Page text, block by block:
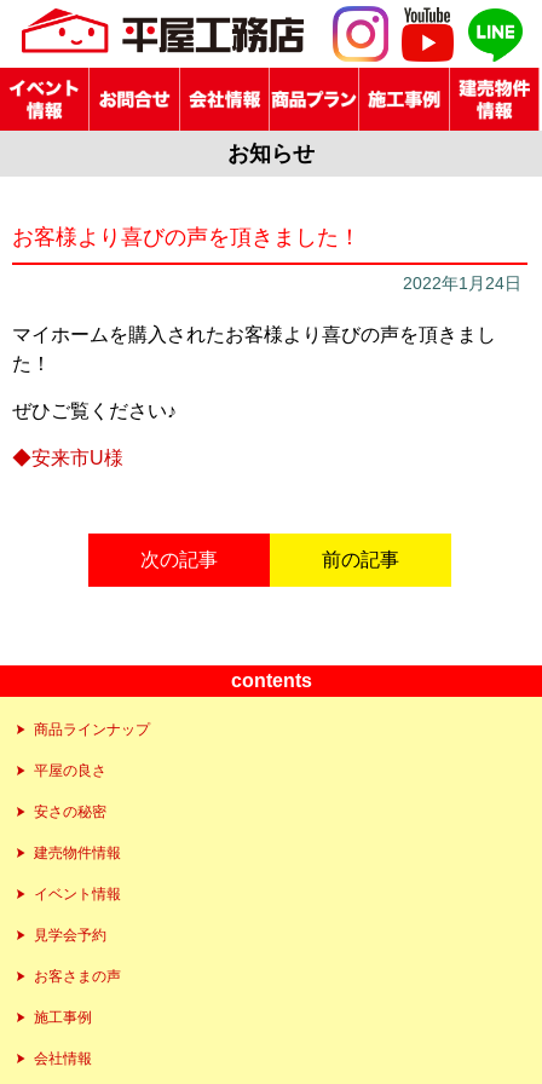
お知らせ
お客様より喜びの声を頂きました！
2022年1月24日
マイホームを購入されたお客様より喜びの声を頂きまし
た！
ぜひご覧ください♪
◆安来市U様
次の記事 前の記事
contents
商品ラインナップ
平屋の良さ
安さの秘密
建売物件情報
イベント情報
見学会予約
お客さまの声
施工事例
会社情報